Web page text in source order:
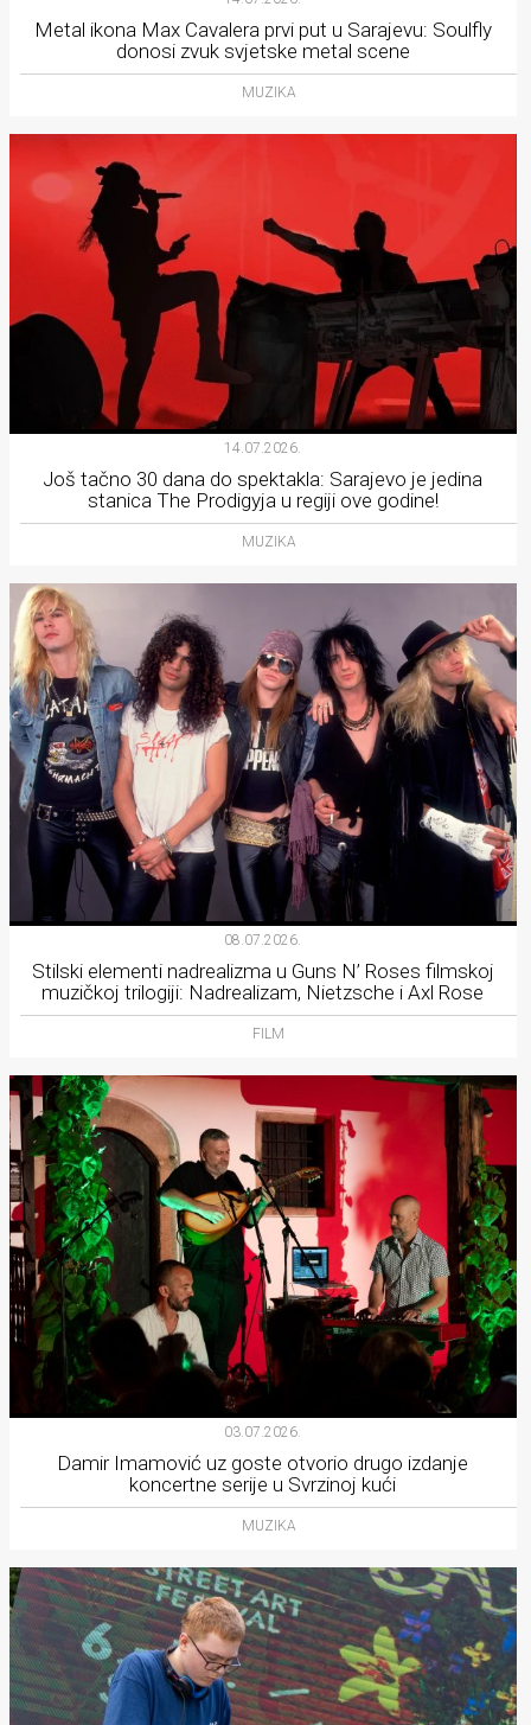
Metal ikona Max Cavalera prvi put u Sarajevu: Soulfly
donosi zvuk svjetske metal scene
MUZIKA
14.07.2026.
Još tačno 30 dana do spektakla: Sarajevo je jedina
stanica The Prodigyja u regiji ove godine!
MUZIKA
08.07.2026.
Stilski elementi nadrealizma u Guns N’ Roses filmskoj
muzičkoj trilogiji: Nadrealizam, Nietzsche i Axl Rose
FILM
03.07.2026.
Damir Imamović uz goste otvorio drugo izdanje
koncertne serije u Svrzinoj kući
MUZIKA